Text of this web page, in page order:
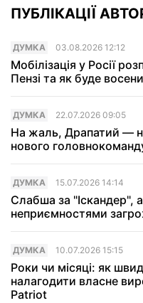
ПУБЛІКАЦІЇ
ДУМКА 03.08.2026 12:12
Мобілізація у Росії
Пензі та як буде восени
ДУМКА 22.07.2026 09:05
На жаль, Драпатий —
нового
ДУМКА 15.07.2026 14:14
Слабша за "Іскандер",
неприємностями
ДУМКА 10.07.2026 15:15
Роки чи місяці: як
налагодити власне
Patriot